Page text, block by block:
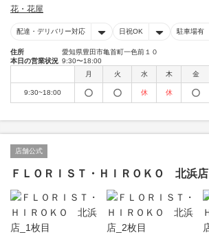
花・花屋
配達・デリバリー対応 日祝OK 駐車場有
住所
愛知県豊田市亀首町一色前１０
本日の営業状況 9:30〜18:00
月
火 水 木 金
9:30~18:00 休 休
店舗公式
ＦＬＯＲＩＳＴ・ＨＩＲＯＫＯ 北浜店